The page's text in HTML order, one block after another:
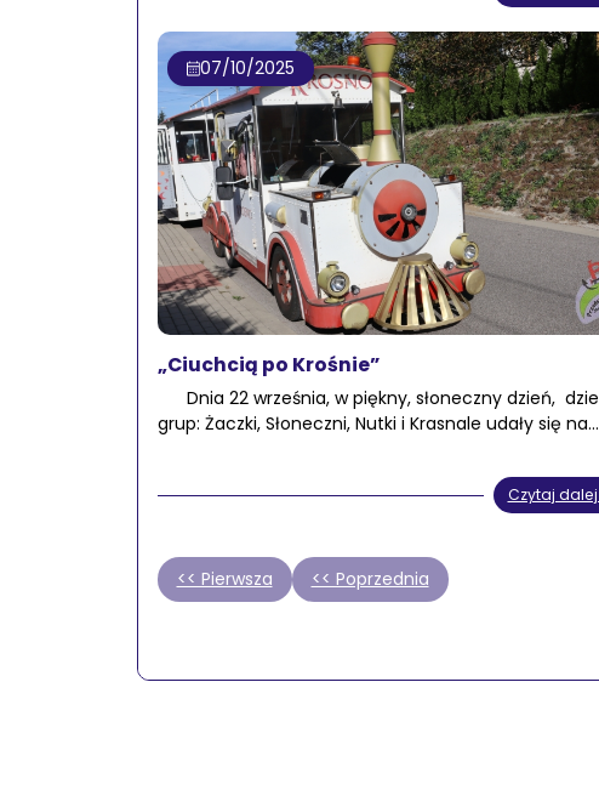
07/10/2025
„Ciuchcią po Krośnie”
Dnia 22 września, w piękny, słoneczny dzień,
grup: Żaczki, Słoneczni, Nutki i Krasnale udały się na…
Czytaj dalej
<< Pierwsza << Poprzednia